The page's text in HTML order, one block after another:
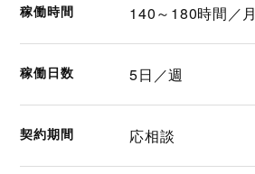
稼働時間 140～180時間／月
稼働日数 5日／週
契約期間 応相談